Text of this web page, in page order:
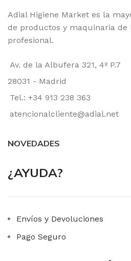
Adial Higiene Market es la
de productos y maquinaria de
profesional.
Av. de la Albufera 321, 4º P.7
28031 - Madrid
Tel.: +34 913 238 363
atencionalcliente@adial.net
NOVEDADES
¿AYUDA?
Envíos y Devoluciones
Pago Seguro